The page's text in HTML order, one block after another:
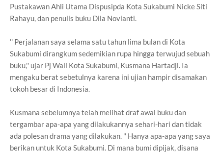
Pustakawan Ahli Utama Dispusipda Kota Sukabumi Nicke Siti
Rahayu, dan penulis buku Dila Novianti.
'' Perjalanan saya selama satu tahun lima bulan di Kota
Sukabumi dirangkum sedemikian rupa hingga terwujud sebuah
buku,'' ujar Pj Wali Kota Sukabumi, Kusmana Hartadji. Ia
mengaku berat sebetulnya karena ini ujian hampir disamakan
tokoh besar di Indonesia.
Kusmana sebelumnya telah melihat draf awal buku dan
tergambar apa-apa yang dilakukannya sehari-hari dan tidak
ada polesan drama yang dilakukan. '' Hanya apa-apa yang saya
berikan untuk Kota Sukabumi. Di mana bumi dipijak, disana